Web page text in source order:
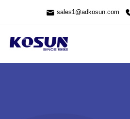
sales1@adkosun.com